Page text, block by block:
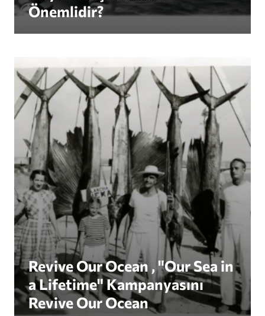
Önemlidir?
Revive Our Ocean , "Our Sea in a Lifetime"
Revive Our Ocean , "Our Sea in
a Lifetime" Kampanyasını
Revive Our Ocean